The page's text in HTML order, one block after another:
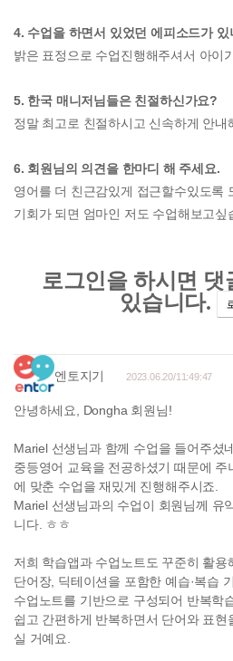
4. 수업을 하면서 있었던 에피소드가 있
밝은 표정으로 수업진행해주셔서 아이
5. 한국 매니저님들은 친절하신가요?
정말 최고로 친절하시고 신속하게 안내
6. 회원님의 의견을 한마디 해 주세요.
영어를 더 친근감있게 접근할수있도록
기회가 되면 엄마인 저도 수업해보고싶